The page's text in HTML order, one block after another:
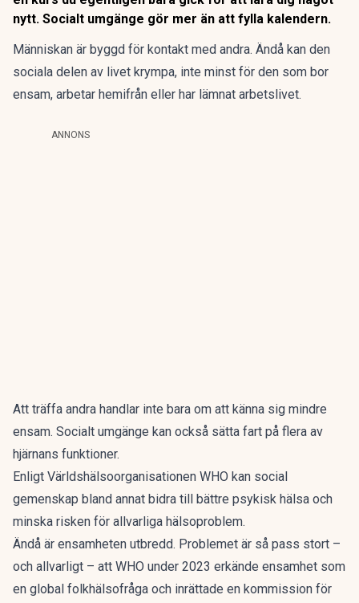
nytt. Socialt umgänge gör mer än att fylla kalendern.
Människan är byggd för kontakt med andra. Ändå kan den
sociala delen av livet krympa, inte minst för den som bor
ensam, arbetar hemifrån eller har lämnat arbetslivet.
ANNONS
Att träffa andra handlar inte bara om att känna sig mindre
ensam. Socialt umgänge kan också sätta fart på flera av
hjärnans funktioner.
Enligt Världshälsoorganisationen WHO kan social
gemenskap bland annat bidra till bättre psykisk hälsa och
minska risken för allvarliga hälsoproblem.
Ändå är ensamheten utbredd. Problemet är så pass stort –
och allvarligt – att WHO under 2023 erkände ensamhet som
en global folkhälsofråga och inrättade en kommission för